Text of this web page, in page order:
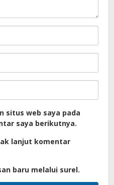
situs web saya pada
saya berikutnya.
lanjut komentar
baru melalui surel.